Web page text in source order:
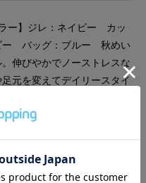
ー】ジレ：ネイビー カッ
ー バッグ：ブルー 秋めい
伸びやかでノーストレスな
元を変えてデイリースタイ
叶うのも嬉しいポイント。
シャブル